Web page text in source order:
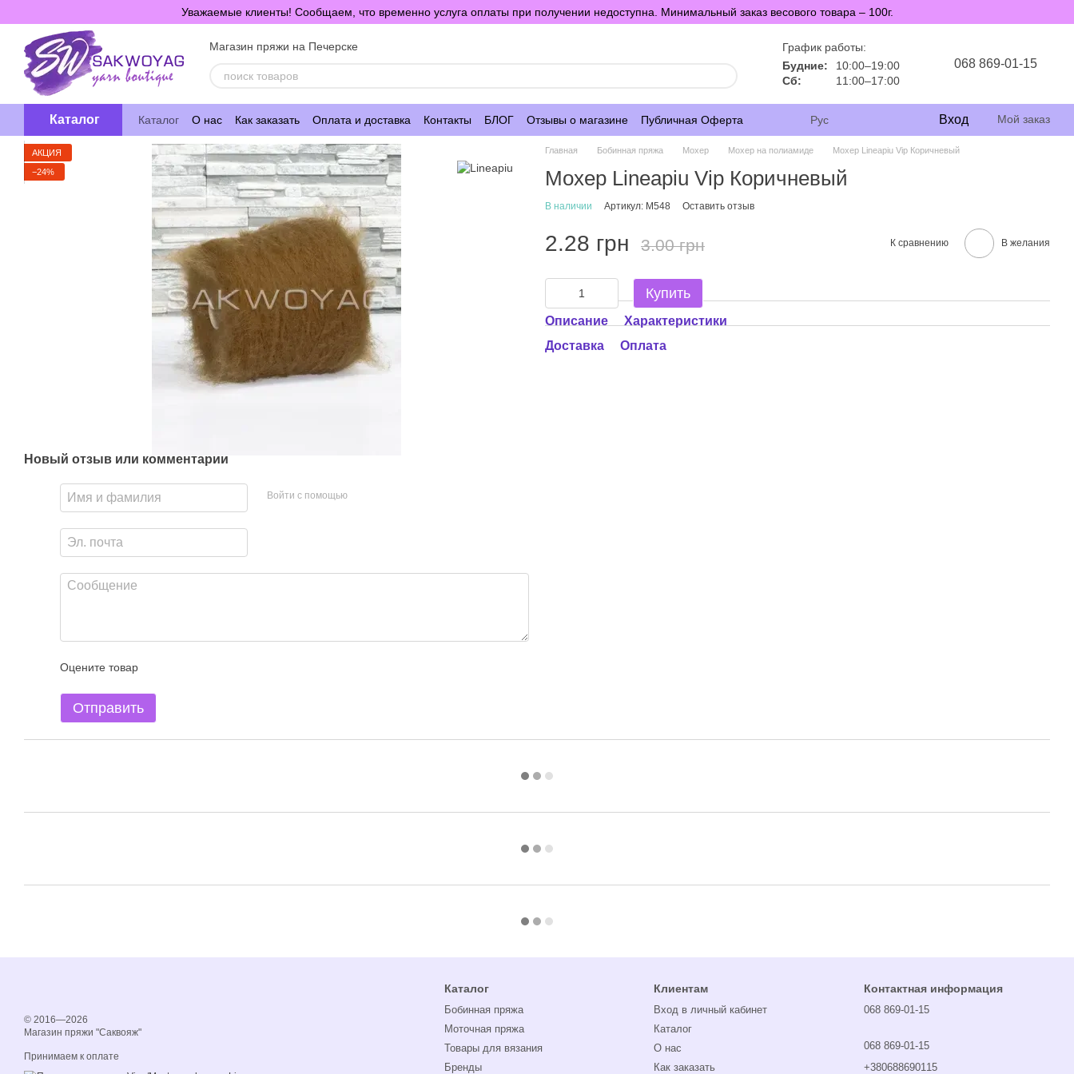
Уважаемые клиенты! Сообщаем, что временно услуга оплаты при получении недоступна. Минимальный заказ весового товара – 100г.
Магазин пряжи на Печерске
График работы:
Будние:
10:00–19:00
Сб:
11:00–17:00
068 869-01-15
Каталог Каталог О нас Как заказать Оплата и доставка Контакты БЛОГ Отзывы о магазине Публичная Оферта Рус Вход Мой заказ
АКЦИЯ
−24%
Новый отзыв или комментарий
Войти с помощью
Оцените товар
Отправить
Главная Бобинная пряжа Мохер Мохер на полиамиде Мохер Lineapiu Vip Коричневый
Мохер Lineapiu Vip Коричневый
В наличии Артикул: M548 Оставить отзыв
2.28 грн 3.00 грн К сравнению В желания
Купить
Описание
Характеристики
Доставка
Оплата
© 2016—2026
Магазин пряжи "Саквояж"
Принимаем к оплате
Каталог
Бобинная пряжа
Моточная пряжа
Товары для вязания
Бренды
Клиентам
Вход в личный кабинет
Каталог
О нас
Как заказать
Контактная информация
068 869-01-15
068 869-01-15
+380688690115